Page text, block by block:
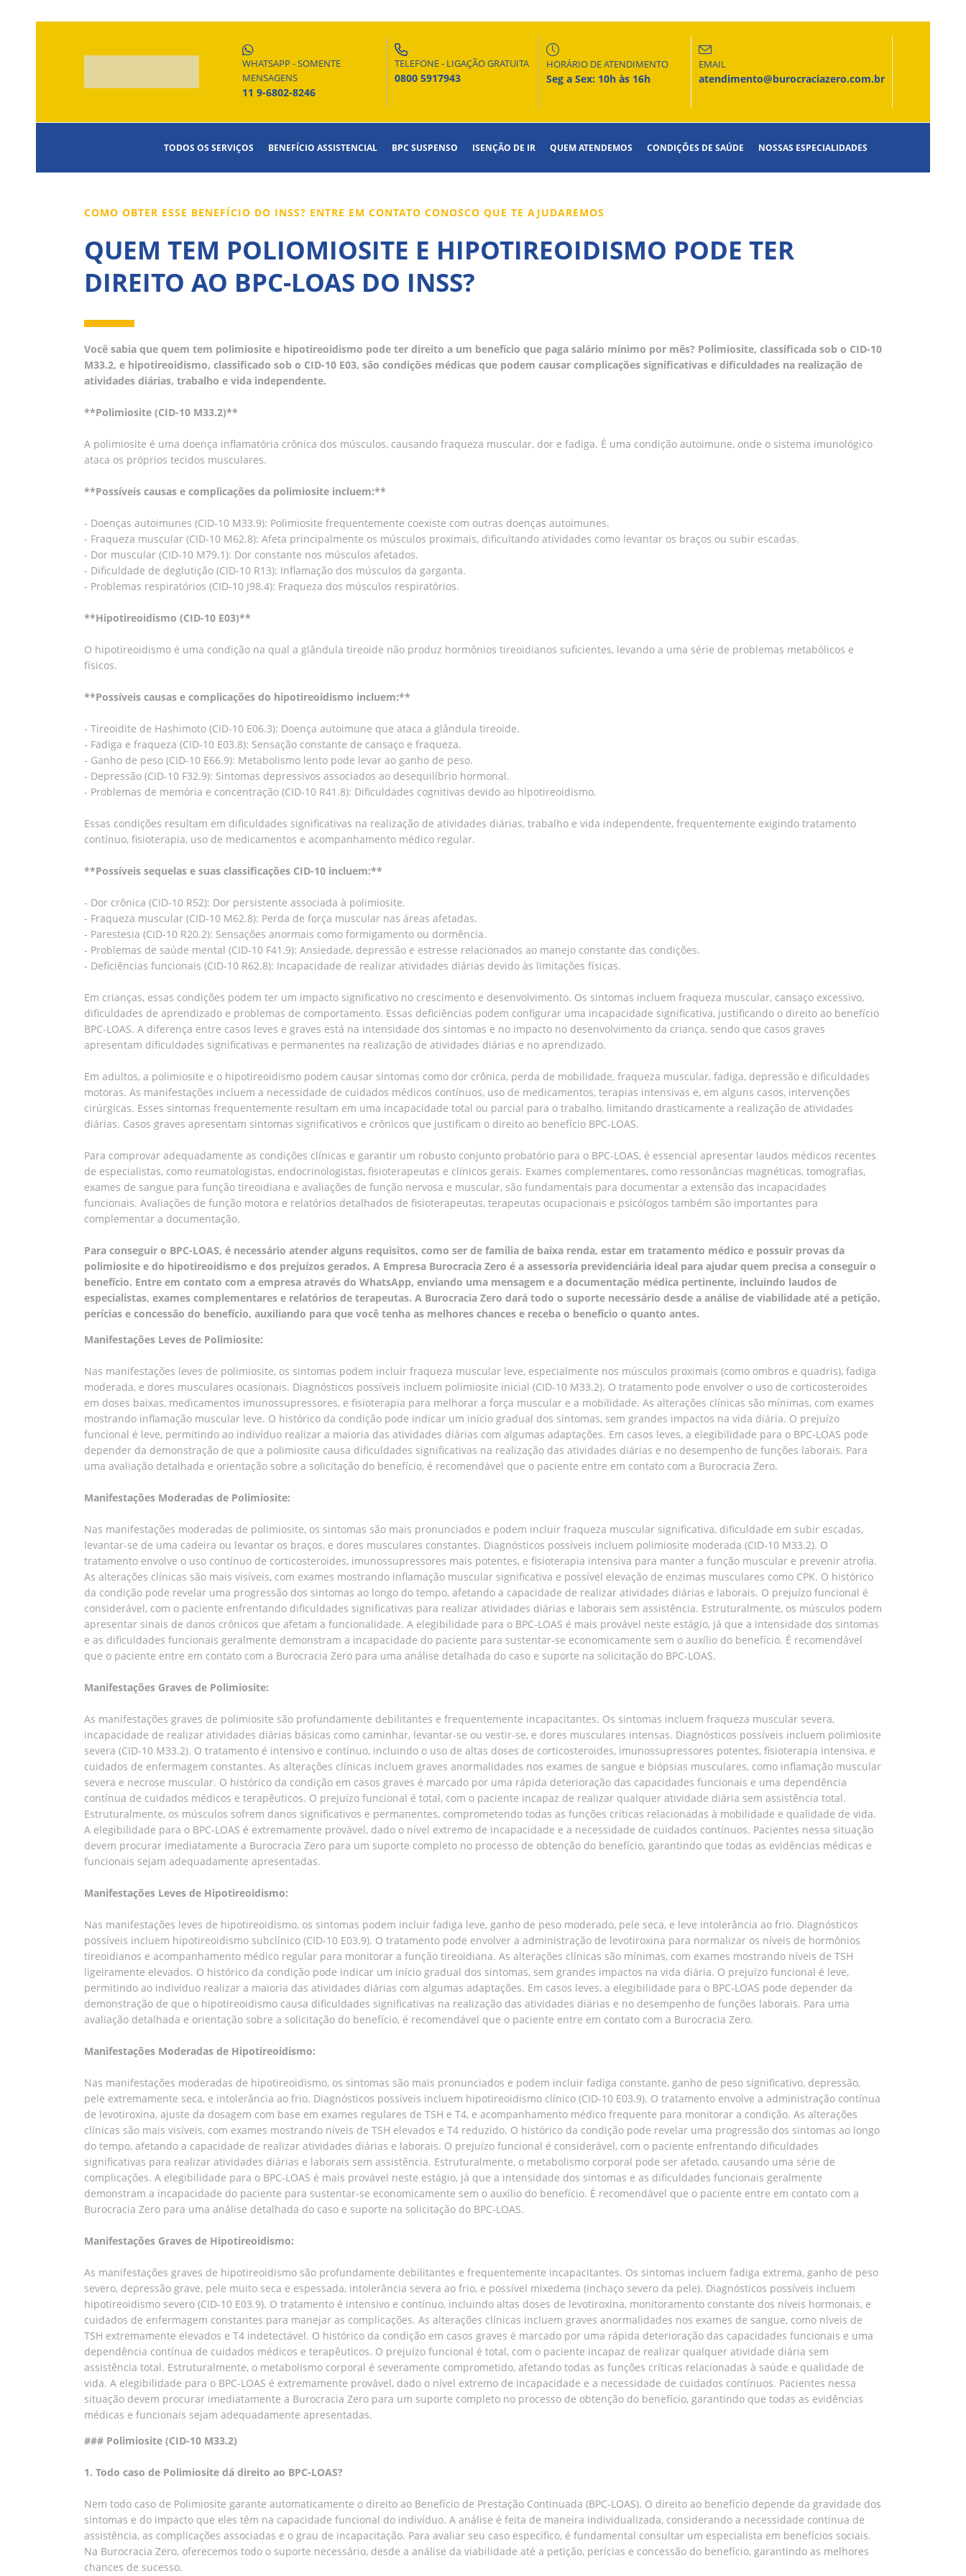
WHATSAPP - SOMENTE
MENSAGENS
11 9-6802-8246
TELEFONE - LIGAÇÃO GRATUITA
0800 5917943
HORÁRIO DE ATENDIMENTO
Seg a Sex: 10h às 16h
EMAIL
atendimento@burocraciazero.com.br
TODOS OS SERVIÇOS BENEFÍCIO ASSISTENCIAL BPC SUSPENSO ISENÇÃO DE IR QUEM ATENDEMOS CONDIÇÕES DE SAÚDE NOSSAS ESPECIALIDADES
COMO OBTER ESSE BENEFÍCIO DO INSS? ENTRE EM CONTATO CONOSCO QUE TE AJUDAREMOS
QUEM TEM POLIOMIOSITE E HIPOTIREOIDISMO PODE TER
DIREITO AO BPC-LOAS DO INSS?
Você sabia que quem tem polimiosite e hipotireoidismo pode ter direito a um benefício que paga salário mínimo por mês? Polimiosite, classificada sob o CID-10
M33.2, e hipotireoidismo, classificado sob o CID-10 E03, são condições médicas que podem causar complicações significativas e dificuldades na realização de
atividades diárias, trabalho e vida independente.
**Polimiosite (CID-10 M33.2)**
A polimiosite é uma doença inflamatória crônica dos músculos, causando fraqueza muscular, dor e fadiga. É uma condição autoimune, onde o sistema imunológico
ataca os próprios tecidos musculares.
**Possíveis causas e complicações da polimiosite incluem:**
- Doenças autoimunes (CID-10 M33.9): Polimiosite frequentemente coexiste com outras doenças autoimunes.
- Fraqueza muscular (CID-10 M62.8): Afeta principalmente os músculos proximais, dificultando atividades como levantar os braços ou subir escadas.
- Dor muscular (CID-10 M79.1): Dor constante nos músculos afetados.
- Dificuldade de deglutição (CID-10 R13): Inflamação dos músculos da garganta.
- Problemas respiratórios (CID-10 J98.4): Fraqueza dos músculos respiratórios.
**Hipotireoidismo (CID-10 E03)**
O hipotireoidismo é uma condição na qual a glândula tireoide não produz hormônios tireoidianos suficientes, levando a uma série de problemas metabólicos e
físicos.
**Possíveis causas e complicações do hipotireoidismo incluem:**
- Tireoidite de Hashimoto (CID-10 E06.3): Doença autoimune que ataca a glândula tireoide.
- Fadiga e fraqueza (CID-10 E03.8): Sensação constante de cansaço e fraqueza.
- Ganho de peso (CID-10 E66.9): Metabolismo lento pode levar ao ganho de peso.
- Depressão (CID-10 F32.9): Sintomas depressivos associados ao desequilíbrio hormonal.
- Problemas de memória e concentração (CID-10 R41.8): Dificuldades cognitivas devido ao hipotireoidismo.
Essas condições resultam em dificuldades significativas na realização de atividades diárias, trabalho e vida independente, frequentemente exigindo tratamento
contínuo, fisioterapia, uso de medicamentos e acompanhamento médico regular.
**Possíveis sequelas e suas classificações CID-10 incluem:**
- Dor crônica (CID-10 R52): Dor persistente associada à polimiosite.
- Fraqueza muscular (CID-10 M62.8): Perda de força muscular nas áreas afetadas.
- Parestesia (CID-10 R20.2): Sensações anormais como formigamento ou dormência.
- Problemas de saúde mental (CID-10 F41.9): Ansiedade, depressão e estresse relacionados ao manejo constante das condições.
- Deficiências funcionais (CID-10 R62.8): Incapacidade de realizar atividades diárias devido às limitações físicas.
Em crianças, essas condições podem ter um impacto significativo no crescimento e desenvolvimento. Os sintomas incluem fraqueza muscular, cansaço excessivo,
dificuldades de aprendizado e problemas de comportamento. Essas deficiências podem configurar uma incapacidade significativa, justificando o direito ao benefício
BPC-LOAS. A diferença entre casos leves e graves está na intensidade dos sintomas e no impacto no desenvolvimento da criança, sendo que casos graves
apresentam dificuldades significativas e permanentes na realização de atividades diárias e no aprendizado.
Em adultos, a polimiosite e o hipotireoidismo podem causar sintomas como dor crônica, perda de mobilidade, fraqueza muscular, fadiga, depressão e dificuldades
motoras. As manifestações incluem a necessidade de cuidados médicos contínuos, uso de medicamentos, terapias intensivas e, em alguns casos, intervenções
cirúrgicas. Esses sintomas frequentemente resultam em uma incapacidade total ou parcial para o trabalho, limitando drasticamente a realização de atividades
diárias. Casos graves apresentam sintomas significativos e crônicos que justificam o direito ao benefício BPC-LOAS.
Para comprovar adequadamente as condições clínicas e garantir um robusto conjunto probatório para o BPC-LOAS, é essencial apresentar laudos médicos recentes
de especialistas, como reumatologistas, endocrinologistas, fisioterapeutas e clínicos gerais. Exames complementares, como ressonâncias magnéticas, tomografias,
exames de sangue para função tireoidiana e avaliações de função nervosa e muscular, são fundamentais para documentar a extensão das incapacidades
funcionais. Avaliações de função motora e relatórios detalhados de fisioterapeutas, terapeutas ocupacionais e psicólogos também são importantes para
complementar a documentação.
Para conseguir o BPC-LOAS, é necessário atender alguns requisitos, como ser de família de baixa renda, estar em tratamento médico e possuir provas da
polimiosite e do hipotireoidismo e dos prejuízos gerados. A Empresa Burocracia Zero é a assessoria previdenciária ideal para ajudar quem precisa a conseguir o
benefício. Entre em contato com a empresa através do WhatsApp, enviando uma mensagem e a documentação médica pertinente, incluindo laudos de
especialistas, exames complementares e relatórios de terapeutas. A Burocracia Zero dará todo o suporte necessário desde a análise de viabilidade até a petição,
perícias e concessão do benefício, auxiliando para que você tenha as melhores chances e receba o benefício o quanto antes.
Manifestações Leves de Polimiosite:
Nas manifestações leves de polimiosite, os sintomas podem incluir fraqueza muscular leve, especialmente nos músculos proximais (como ombros e quadris), fadiga
moderada, e dores musculares ocasionais. Diagnósticos possíveis incluem polimiosite inicial (CID-10 M33.2). O tratamento pode envolver o uso de corticosteroides
em doses baixas, medicamentos imunossupressores, e fisioterapia para melhorar a força muscular e a mobilidade. As alterações clínicas são mínimas, com exames
mostrando inflamação muscular leve. O histórico da condição pode indicar um início gradual dos sintomas, sem grandes impactos na vida diária. O prejuízo
funcional é leve, permitindo ao indivíduo realizar a maioria das atividades diárias com algumas adaptações. Em casos leves, a elegibilidade para o BPC-LOAS pode
depender da demonstração de que a polimiosite causa dificuldades significativas na realização das atividades diárias e no desempenho de funções laborais. Para
uma avaliação detalhada e orientação sobre a solicitação do benefício, é recomendável que o paciente entre em contato com a Burocracia Zero.
Manifestações Moderadas de Polimiosite:
Nas manifestações moderadas de polimiosite, os sintomas são mais pronunciados e podem incluir fraqueza muscular significativa, dificuldade em subir escadas,
levantar-se de uma cadeira ou levantar os braços, e dores musculares constantes. Diagnósticos possíveis incluem polimiosite moderada (CID-10 M33.2). O
tratamento envolve o uso contínuo de corticosteroides, imunossupressores mais potentes, e fisioterapia intensiva para manter a função muscular e prevenir atrofia.
As alterações clínicas são mais visíveis, com exames mostrando inflamação muscular significativa e possível elevação de enzimas musculares como CPK. O histórico
da condição pode revelar uma progressão dos sintomas ao longo do tempo, afetando a capacidade de realizar atividades diárias e laborais. O prejuízo funcional é
considerável, com o paciente enfrentando dificuldades significativas para realizar atividades diárias e laborais sem assistência. Estruturalmente, os músculos podem
apresentar sinais de danos crônicos que afetam a funcionalidade. A elegibilidade para o BPC-LOAS é mais provável neste estágio, já que a intensidade dos sintomas
e as dificuldades funcionais geralmente demonstram a incapacidade do paciente para sustentar-se economicamente sem o auxílio do benefício. É recomendável
que o paciente entre em contato com a Burocracia Zero para uma análise detalhada do caso e suporte na solicitação do BPC-LOAS.
Manifestações Graves de Polimiosite:
As manifestações graves de polimiosite são profundamente debilitantes e frequentemente incapacitantes. Os sintomas incluem fraqueza muscular severa,
incapacidade de realizar atividades diárias básicas como caminhar, levantar-se ou vestir-se, e dores musculares intensas. Diagnósticos possíveis incluem polimiosite
severa (CID-10 M33.2). O tratamento é intensivo e contínuo, incluindo o uso de altas doses de corticosteroides, imunossupressores potentes, fisioterapia intensiva, e
cuidados de enfermagem constantes. As alterações clínicas incluem graves anormalidades nos exames de sangue e biópsias musculares, como inflamação muscular
severa e necrose muscular. O histórico da condição em casos graves é marcado por uma rápida deterioração das capacidades funcionais e uma dependência
contínua de cuidados médicos e terapêuticos. O prejuízo funcional é total, com o paciente incapaz de realizar qualquer atividade diária sem assistência total.
Estruturalmente, os músculos sofrem danos significativos e permanentes, comprometendo todas as funções críticas relacionadas à mobilidade e qualidade de vida.
A elegibilidade para o BPC-LOAS é extremamente provável, dado o nível extremo de incapacidade e a necessidade de cuidados contínuos. Pacientes nessa situação
devem procurar imediatamente a Burocracia Zero para um suporte completo no processo de obtenção do benefício, garantindo que todas as evidências médicas e
funcionais sejam adequadamente apresentadas.
Manifestações Leves de Hipotireoidismo:
Nas manifestações leves de hipotireoidismo, os sintomas podem incluir fadiga leve, ganho de peso moderado, pele seca, e leve intolerância ao frio. Diagnósticos
possíveis incluem hipotireoidismo subclínico (CID-10 E03.9). O tratamento pode envolver a administração de levotiroxina para normalizar os níveis de hormônios
tireoidianos e acompanhamento médico regular para monitorar a função tireoidiana. As alterações clínicas são mínimas, com exames mostrando níveis de TSH
ligeiramente elevados. O histórico da condição pode indicar um início gradual dos sintomas, sem grandes impactos na vida diária. O prejuízo funcional é leve,
permitindo ao indivíduo realizar a maioria das atividades diárias com algumas adaptações. Em casos leves, a elegibilidade para o BPC-LOAS pode depender da
demonstração de que o hipotireoidismo causa dificuldades significativas na realização das atividades diárias e no desempenho de funções laborais. Para uma
avaliação detalhada e orientação sobre a solicitação do benefício, é recomendável que o paciente entre em contato com a Burocracia Zero.
Manifestações Moderadas de Hipotireoidismo:
Nas manifestações moderadas de hipotireoidismo, os sintomas são mais pronunciados e podem incluir fadiga constante, ganho de peso significativo, depressão,
pele extremamente seca, e intolerância ao frio. Diagnósticos possíveis incluem hipotireoidismo clínico (CID-10 E03.9). O tratamento envolve a administração contínua
de levotiroxina, ajuste da dosagem com base em exames regulares de TSH e T4, e acompanhamento médico frequente para monitorar a condição. As alterações
clínicas são mais visíveis, com exames mostrando níveis de TSH elevados e T4 reduzido. O histórico da condição pode revelar uma progressão dos sintomas ao longo
do tempo, afetando a capacidade de realizar atividades diárias e laborais. O prejuízo funcional é considerável, com o paciente enfrentando dificuldades
significativas para realizar atividades diárias e laborais sem assistência. Estruturalmente, o metabolismo corporal pode ser afetado, causando uma série de
complicações. A elegibilidade para o BPC-LOAS é mais provável neste estágio, já que a intensidade dos sintomas e as dificuldades funcionais geralmente
demonstram a incapacidade do paciente para sustentar-se economicamente sem o auxílio do benefício. É recomendável que o paciente entre em contato com a
Burocracia Zero para uma análise detalhada do caso e suporte na solicitação do BPC-LOAS.
Manifestações Graves de Hipotireoidismo:
As manifestações graves de hipotireoidismo são profundamente debilitantes e frequentemente incapacitantes. Os sintomas incluem fadiga extrema, ganho de peso
severo, depressão grave, pele muito seca e espessada, intolerância severa ao frio, e possível mixedema (inchaço severo da pele). Diagnósticos possíveis incluem
hipotireoidismo severo (CID-10 E03.9). O tratamento é intensivo e contínuo, incluindo altas doses de levotiroxina, monitoramento constante dos níveis hormonais, e
cuidados de enfermagem constantes para manejar as complicações. As alterações clínicas incluem graves anormalidades nos exames de sangue, como níveis de
TSH extremamente elevados e T4 indetectável. O histórico da condição em casos graves é marcado por uma rápida deterioração das capacidades funcionais e uma
dependência contínua de cuidados médicos e terapêuticos. O prejuízo funcional é total, com o paciente incapaz de realizar qualquer atividade diária sem
assistência total. Estruturalmente, o metabolismo corporal é severamente comprometido, afetando todas as funções críticas relacionadas à saúde e qualidade de
vida. A elegibilidade para o BPC-LOAS é extremamente provável, dado o nível extremo de incapacidade e a necessidade de cuidados contínuos. Pacientes nessa
situação devem procurar imediatamente a Burocracia Zero para um suporte completo no processo de obtenção do benefício, garantindo que todas as evidências
médicas e funcionais sejam adequadamente apresentadas.
### Polimiosite (CID-10 M33.2)
1. Todo caso de Polimiosite dá direito ao BPC-LOAS?
Nem todo caso de Polimiosite garante automaticamente o direito ao Benefício de Prestação Continuada (BPC-LOAS). O direito ao benefício depende da gravidade dos
sintomas e do impacto que eles têm na capacidade funcional do indivíduo. A análise é feita de maneira individualizada, considerando a necessidade contínua de
assistência, as complicações associadas e o grau de incapacitação. Para avaliar seu caso específico, é fundamental consultar um especialista em benefícios sociais.
Na Burocracia Zero, oferecemos todo o suporte necessário, desde a análise da viabilidade até a petição, perícias e concessão do benefício, garantindo as melhores
chances de sucesso.